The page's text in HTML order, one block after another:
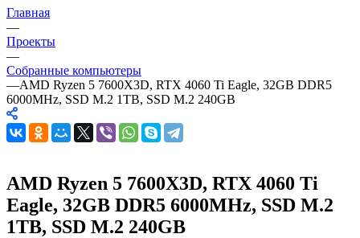
Главная
—
Проекты
—
Собранные компьютеры
—AMD Ryzen 5 7600X3D, RTX 4060 Ti Eagle, 32GB DDR5
6000MHz, SSD M.2 1TB, SSD M.2 240GB
AMD Ryzen 5 7600X3D, RTX 4060 Ti
Eagle, 32GB DDR5 6000MHz, SSD M.2
1TB, SSD M.2 240GB